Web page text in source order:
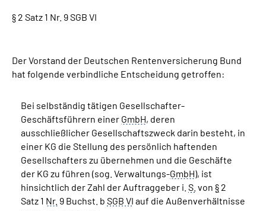
Language
Leichte Sprache
Mein Kundenportal
§ 2 Satz 1 Nr. 9 SGB VI
Der Vorstand der Deutschen Rentenversicherung Bund
hat folgende verbindliche Entscheidung getroffen:
Bei selbständig tätigen Gesellschafter-
Geschäftsführern einer GmbH, deren
ausschließlicher Gesellschaftszweck darin besteht, in
einer KG die Stellung des persönlich haftenden
Gesellschafters zu übernehmen und die Geschäfte
der KG zu führen (sog. Verwaltungs-GmbH), ist
hinsichtlich der Zahl der Auftraggeber i. S. von § 2
Satz 1 Nr. 9 Buchst. b SGB VI auf die Außenverhältnisse